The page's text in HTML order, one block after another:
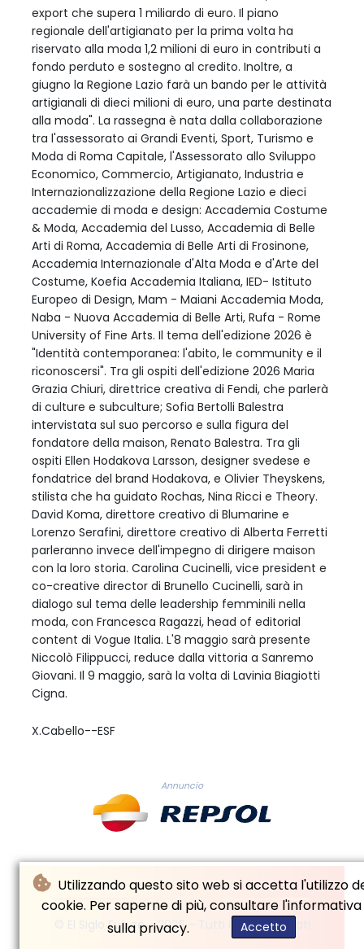
Utilizzando questo sito web si accetta l'utilizzo
cookie. Per saperne di più, consultare l'informativa
sulla privacy.
Accetto
export che supera 1 miliardo di euro. Il piano
regionale dell'artigianato per la prima volta ha
riservato alla moda 1,2 milioni di euro in contributi a
fondo perduto e sostegno al credito. Inoltre, a
giugno la Regione Lazio farà un bando per le attività
artigianali di dieci milioni di euro, una parte destinata
alla moda". La rassegna è nata dalla collaborazione
tra l'assessorato ai Grandi Eventi, Sport, Turismo e
Moda di Roma Capitale, l'Assessorato allo Sviluppo
Economico, Commercio, Artigianato, Industria e
Internazionalizzazione della Regione Lazio e dieci
accademie di moda e design: Accademia Costume
& Moda, Accademia del Lusso, Accademia di Belle
Arti di Roma, Accademia di Belle Arti di Frosinone,
Accademia Internazionale d'Alta Moda e d'Arte del
Costume, Koefia Accademia Italiana, IED- Istituto
Europeo di Design, Mam - Maiani Accademia Moda,
Naba - Nuova Accademia di Belle Arti, Rufa - Rome
University of Fine Arts. Il tema dell'edizione 2026 è
"Identità contemporanea: l'abito, le community e il
riconoscersi". Tra gli ospiti dell'edizione 2026 Maria
Grazia Chiuri, direttrice creativa di Fendi, che parlerà
di culture e subculture; Sofia Bertolli Balestra
intervistata sul suo percorso e sulla figura del
fondatore della maison, Renato Balestra. Tra gli
ospiti Ellen Hodakova Larsson, designer svedese e
fondatrice del brand Hodakova, e Olivier Theyskens,
stilista che ha guidato Rochas, Nina Ricci e Theory.
David Koma, direttore creativo di Blumarine e
Lorenzo Serafini, direttore creativo di Alberta Ferretti
parleranno invece dell'impegno di dirigere maison
con la loro storia. Carolina Cucinelli, vice president e
co-creative director di Brunello Cucinelli, sarà in
dialogo sul tema delle leadership femminili nella
moda, con Francesca Ragazzi, head of editorial
content di Vogue Italia. L'8 maggio sarà presente
Niccolò Filippucci, reduce dalla vittoria a Sanremo
Giovani. Il 9 maggio, sarà la volta di Lavinia Biagiotti
Cigna.
X.Cabello--ESF
Annuncio
© El Siglo Futuro - 2026 - Tutti i diritti riservati